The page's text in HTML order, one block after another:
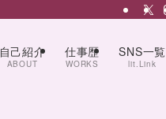
自己紹介
ABOUT
仕事歴
WORKS
SNS一覧
lit.Link